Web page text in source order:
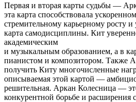
Первая и вторая карты судьбы —
эта карта способствовала
стремительному карьерному росту
карта самодисциплины. Кит
академическим
и музыкальным образованием, а в
пианистом и композитором. Также
получить Киту многочисленные
описываемая этой картой —
решительная. Аркан Колесница —
конкурентной борьбе и расширения